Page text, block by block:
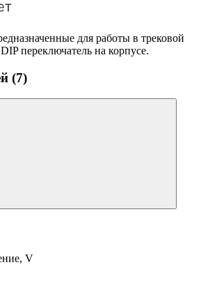
для работы в трековой
переключатель на корпусе.
(7)
V